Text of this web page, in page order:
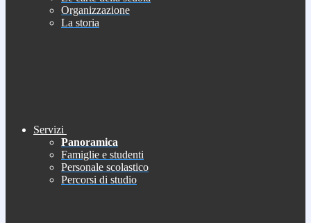
Organizzazione
La storia
Servizi
Panoramica
Famiglie e studenti
Personale scolastico
Percorsi di studio